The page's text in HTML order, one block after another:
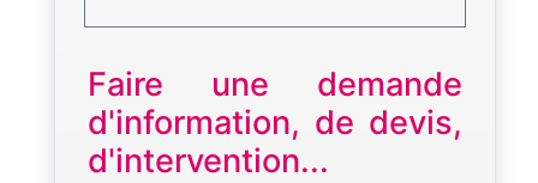
Faire une demande
d'information, de devis,
d'intervention...